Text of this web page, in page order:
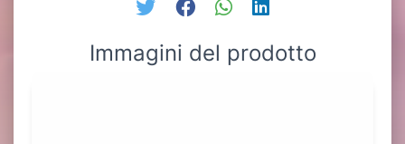
Immagini del prodotto